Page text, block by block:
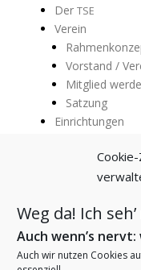
Weg da! Ich
Auch wenn’s nervt:
Auch wir nutzen Cookies
Der TSE
Verein
Vorstand /
Mitglied
Satzung
Einrichtungen
Fröbelhaus
Villa
Trägerleitbild
Arbeiten bei uns